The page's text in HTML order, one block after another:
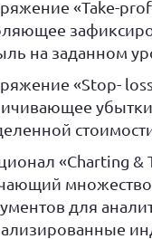
«Take-
на заданном
«Stop-
«Charting &
множество
для